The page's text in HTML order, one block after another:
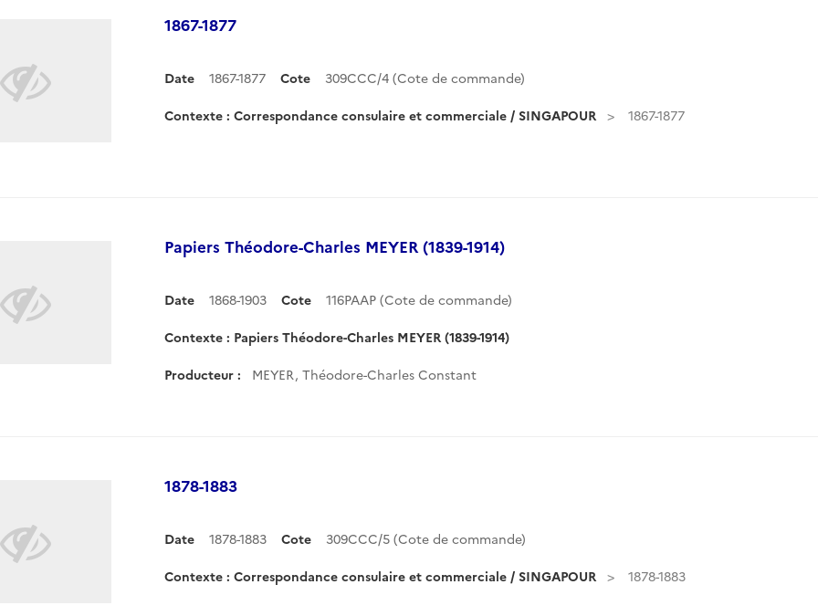
1867-1877
Date 1867-1877 Cote 309CCC/4 (Cote de commande)
Contexte : Correspondance consulaire et commerciale / SINGAPOUR 1867-1877
Papiers Théodore-Charles MEYER (1839-1914)
Date 1868-1903 Cote 116PAAP (Cote de commande)
Contexte : Papiers Théodore-Charles MEYER (1839-1914)
Producteur : MEYER, Théodore-Charles Constant
1878-1883
Date 1878-1883 Cote 309CCC/5 (Cote de commande)
Contexte : Correspondance consulaire et commerciale / SINGAPOUR 1878-1883